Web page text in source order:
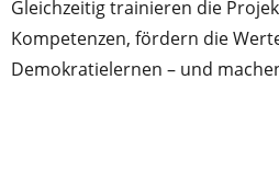
Gleichzeitig trainieren die
Kompetenzen, fördern die
Demokratielernen – und